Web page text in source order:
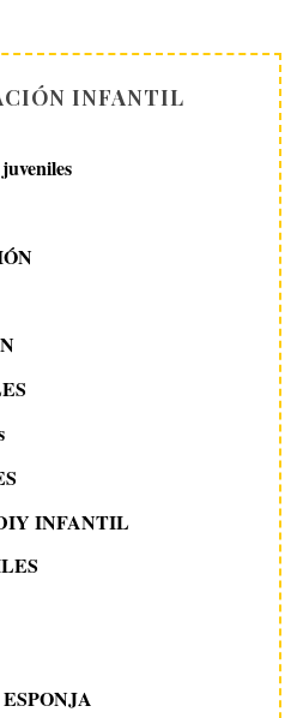
INFANTIL
INFANTIL